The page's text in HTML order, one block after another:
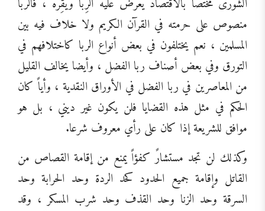
منصوص على حرمته في القرآن الكريم ولا خلاف فيه بين
المسلمين ، نعم يختلفون في بعض أنواع الربا كاختلافهم في
التورق وفي بعض أصناف ربا الفضل ، وأيضا يخالف القليل
من المعاصرين في ربا الفضل في الأوراق النقدية ، وأياً كان
الحكم في مثل هذه القضايا فلن يكون غير ديني ، بل هو
موافق للشريعة إذا كان على رأي معروف شرعا.
وكذلك لن تجد مستشارً كفؤاً يمنع من إقامة القصاص من
القاتل وإقامة جميع الحدود كحد الردة وحد الحرابة وحد
السرقة وحد الزنا وحد القذف وحد شرب المسكر ، وقد